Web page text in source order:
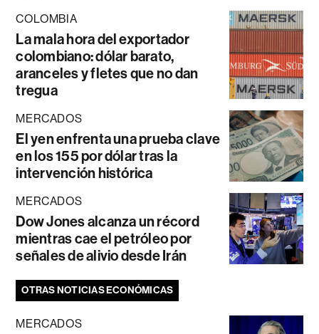
COLOMBIA
La mala hora del exportador
colombiano: dólar barato,
aranceles y fletes que no dan
tregua
MERCADOS
El yen enfrenta una prueba clave
en los 155 por dólar tras la
intervención histórica
MERCADOS
Dow Jones alcanza un récord
mientras cae el petróleo por
señales de alivio desde Irán
OTRAS NOTICIAS ECONÓMICAS
MERCADOS